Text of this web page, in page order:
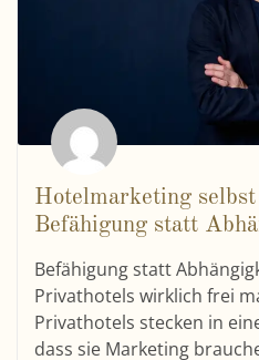
Hotelmarketing selbst
Befähigung statt
Befähigung statt
Privathotels wirklich frei
Privathotels stecken in
dass sie Marketing